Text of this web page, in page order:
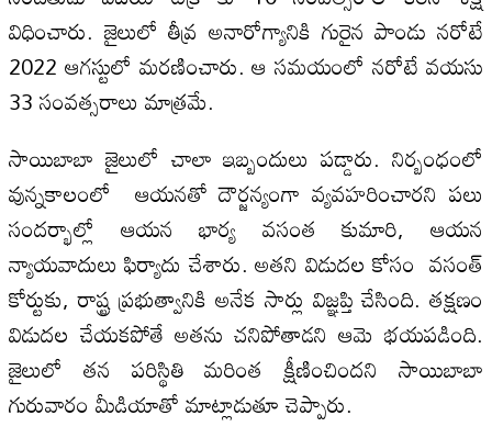
విధించారు. జైలులో తీవ్ర అనారోగ్యానికి గురైన పాండు నరోటే
2022 ఆగస్టులో మరణించారు. ఆ సమయంలో నరోటే వయసు
33 సంవత్సరాలు మాత్రమే.
సాయిబాబా జైలులో చాలా ఇబ్బందులు పడ్డారు. నిర్బంధంలో
వున్నకాలంలో ఆయనతో దౌర్జన్యంగా వ్యవహరించారని పలు
సందర్భాల్లో ఆయన భార్య వసంత కుమారి, ఆయన
న్యాయవాదులు ఫిర్యాదు చేశారు. అతని విడుదల కోసం వసంత్
కోర్టుకు, రాష్ట్ర ప్రభుత్వానికి అనేక సార్లు విజ్ఞప్తి చేసింది. తక్షణం
విడుదల చేయకపోతే అతను చనిపోతాడని ఆమె భయపడింది.
జైలులో తన పరిస్థితి మరింత క్షీణించిందని సాయిబాబా
గురువారం మీడియాతో మాట్లాడుతూ చెప్పారు.